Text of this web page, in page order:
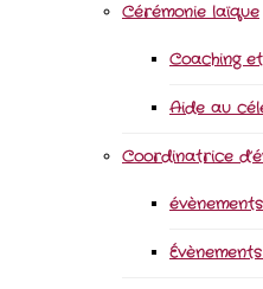
Cérémonie laïque
Coaching
Aide au
Coordinatrice